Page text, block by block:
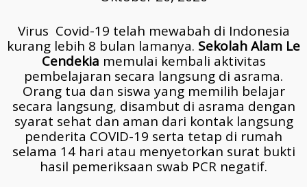
Virus Covid-19 telah mewabah di Indonesia
kurang lebih 8 bulan lamanya. Sekolah Alam Le
Cendekia memulai kembali aktivitas
pembelajaran secara langsung di asrama.
Orang tua dan siswa yang memilih belajar
secara langsung, disambut di asrama dengan
syarat sehat dan aman dari kontak langsung
penderita COVID-19 serta tetap di rumah
selama 14 hari atau menyetorkan surat bukti
hasil pemeriksaan swab PCR negatif.